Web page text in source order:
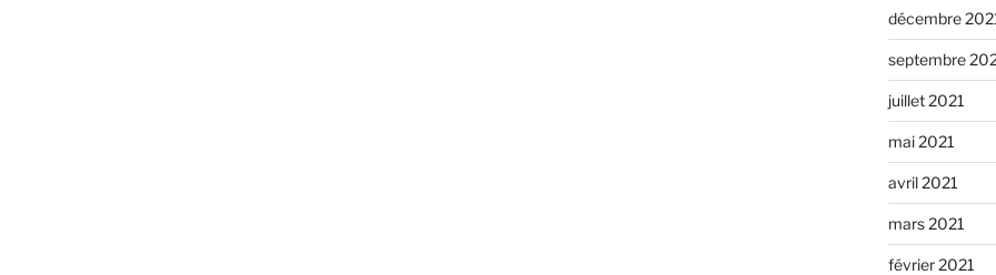
décembre
septembre
juillet 2021
mai 2021
avril 2021
mars 2021
février 2021